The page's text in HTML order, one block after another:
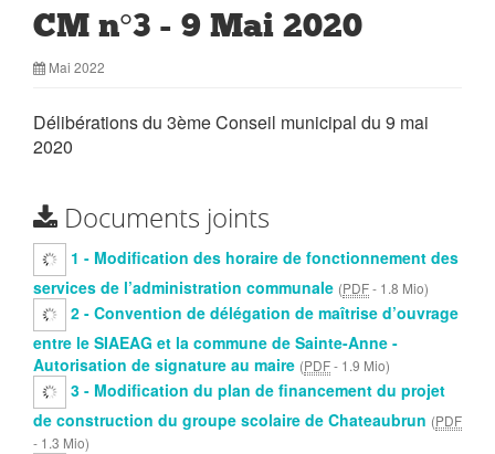
CM n°3 - 9 Mai 2020
Mai 2022
Délibérations du 3ème Conseil municipal du 9 mai
2020
Documents joints
1 - Modification des horaire de fonctionnement des
services de l’administration communale (PDF- 1.8 Mio)
2 - Convention de délégation de maîtrise d’ouvrage
entre le SIAEAG et la commune de Sainte-Anne -
Autorisation de signature au maire (PDF- 1.9 Mio)
3 - Modification du plan de financement du projet
de construction du groupe scolaire de Chateaubrun (PDF
- 1.3 Mio)